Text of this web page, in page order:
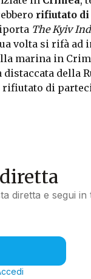
rifiutato
The Kyiv
volta si rifà ad
marina in
della
rifiutato di
diretta e segui in